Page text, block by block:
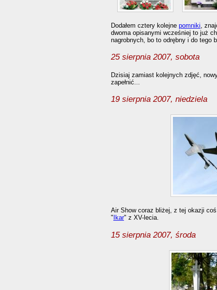
Dodałem cztery kolejne pomniki,
dwoma opisanymi wcześniej to już
nagrobnych, bo to odrębny i do tego
25 sierpnia 2007, sobota
Dzisiaj zamiast kolejnych zdjęć,
zapełnić...
19 sierpnia 2007, niedziela
Air Show coraz bliżej, z tej okazji
" Ikar" z XV-lecia.
15 sierpnia 2007, środa